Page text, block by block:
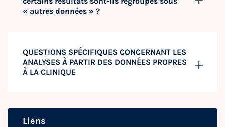
« autres données » ?
QUESTIONS SPÉCIFIQUES CONCERNANT LES
ANALYSES À PARTIR DES DONNÉES PROPRES
À LA CLINIQUE
Liens